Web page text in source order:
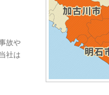
故や
社は